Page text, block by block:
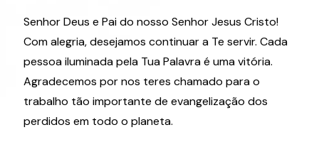
Senhor Deus e Pai do nosso Senhor Jesus Cristo!
Com alegria, desejamos continuar a Te servir. Cada
pessoa iluminada pela Tua Palavra é uma vitória.
Agradecemos por nos teres chamado para o
trabalho tão importante de evangelização dos
perdidos em todo o planeta.